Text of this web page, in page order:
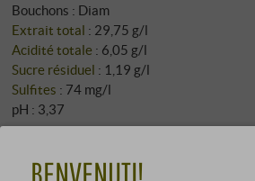
Bouchons : Diam
Extrait total : 29,75 g/l
Acidité totale : 6,05 g/l
Sucre résiduel : 1,19 g/l
Sulfites : 74 mg/l
pH : 3,37